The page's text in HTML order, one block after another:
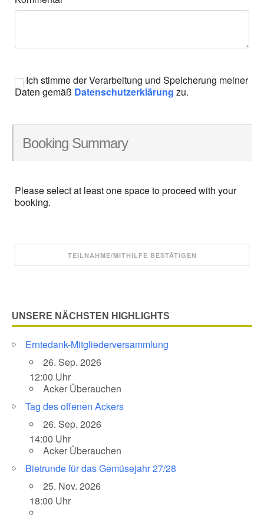
Ich stimme der Verarbeitung und Speicherung meiner
Daten gemäß Datenschutzerklärung zu.
Booking Summary
Please select at least one space to proceed with your
booking.
UNSERE NÄCHSTEN HIGHLIGHTS
Erntedank-Mitgliederversammlung
26. Sep. 2026
12:00 Uhr
Acker Überauchen
Tag des offenen Ackers
26. Sep. 2026
14:00 Uhr
Acker Überauchen
Bietrunde für das Gemüsejahr 27/28
25. Nov. 2026
18:00 Uhr